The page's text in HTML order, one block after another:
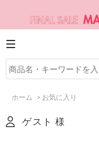
ホーム > お気に入り
ゲスト 様